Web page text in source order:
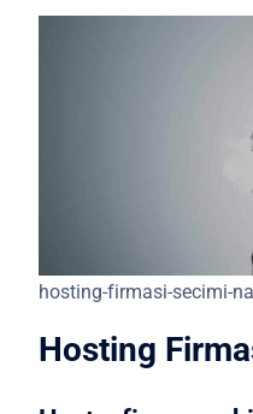
hosting-firmasi-secimi-
Hosting